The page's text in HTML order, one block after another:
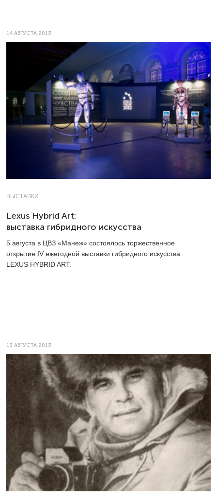
14 АВГУСТА 2013
ВЫСТАВКИ
Lexus Hybrid Art:
выставка гибридного искусства
5 августа в ЦВЗ «Манеж» состоялось торжественное
открытие IV ежегодной выставки гибридного искусства
LEXUS HYBRID ART.
13 АВГУСТА 2013